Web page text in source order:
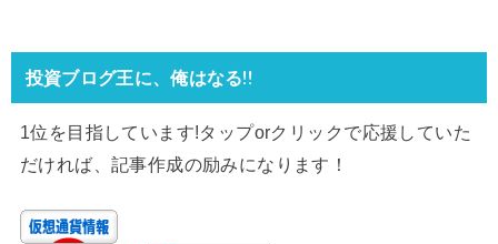
投資ブログ王に、俺はなる!!
1位を目指しています!タップorクリックで応援していた
だければ、記事作成の励みになります！